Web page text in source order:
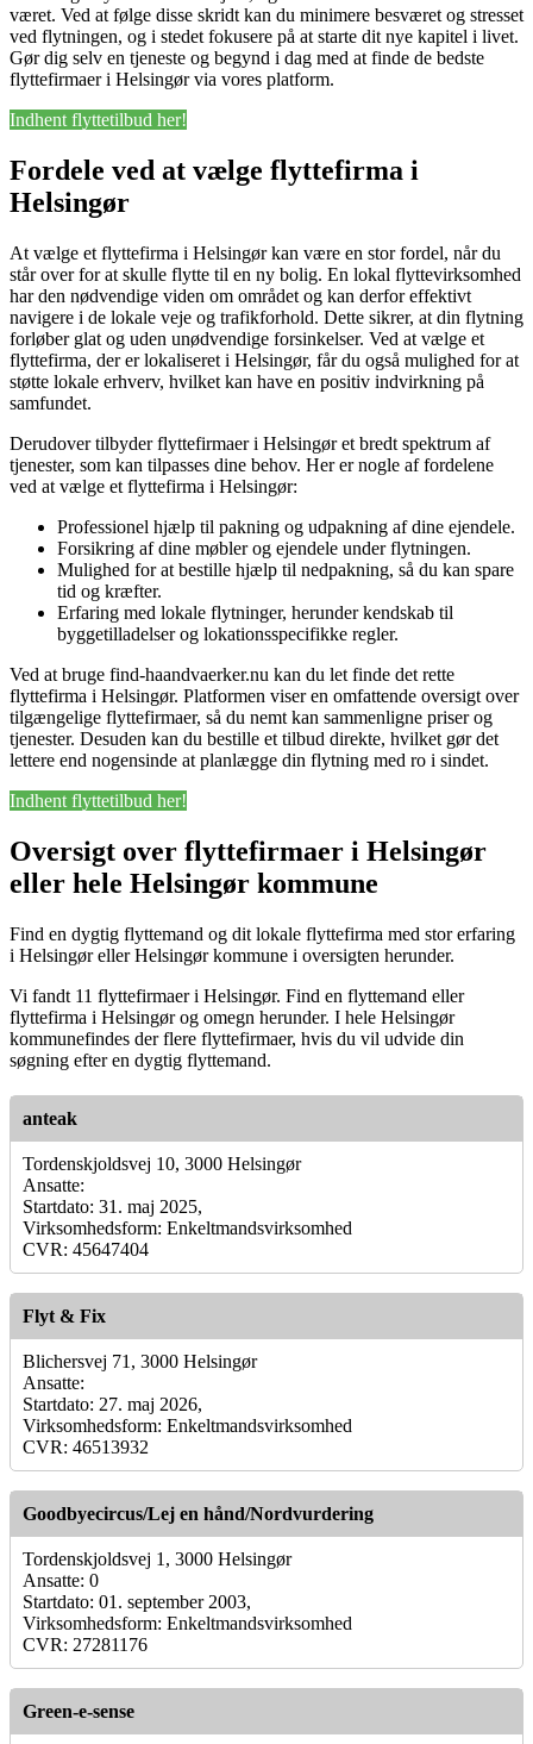
været. Ved at følge disse skridt kan du minimere besværet og stresset
ved flytningen, og i stedet fokusere på at starte dit nye kapitel i livet.
Gør dig selv en tjeneste og begynd i dag med at finde de bedste
flyttefirmaer i Helsingør via vores platform.
Indhent flyttetilbud her!
Fordele ved at vælge flyttefirma i
Helsingør
At vælge et flyttefirma i Helsingør kan være en stor fordel, når du
står over for at skulle flytte til en ny bolig. En lokal flyttevirksomhed
har den nødvendige viden om området og kan derfor effektivt
navigere i de lokale veje og trafikforhold. Dette sikrer, at din flytning
forløber glat og uden unødvendige forsinkelser. Ved at vælge et
flyttefirma, der er lokaliseret i Helsingør, får du også mulighed for at
støtte lokale erhverv, hvilket kan have en positiv indvirkning på
samfundet.
Derudover tilbyder flyttefirmaer i Helsingør et bredt spektrum af
tjenester, som kan tilpasses dine behov. Her er nogle af fordelene
ved at vælge et flyttefirma i Helsingør:
Professionel hjælp til pakning og udpakning af dine ejendele.
Forsikring af dine møbler og ejendele under flytningen.
Mulighed for at bestille hjælp til nedpakning, så du kan spare
tid og kræfter.
Erfaring med lokale flytninger, herunder kendskab til
byggetilladelser og lokationsspecifikke regler.
Ved at bruge find-haandvaerker.nu kan du let finde det rette
flyttefirma i Helsingør. Platformen viser en omfattende oversigt over
tilgængelige flyttefirmaer, så du nemt kan sammenligne priser og
tjenester. Desuden kan du bestille et tilbud direkte, hvilket gør det
lettere end nogensinde at planlægge din flytning med ro i sindet.
Indhent flyttetilbud her!
Oversigt over flyttefirmaer i Helsingør
eller hele Helsingør kommune
Find en dygtig flyttemand og dit lokale flyttefirma med stor erfaring
i Helsingør eller Helsingør kommune i oversigten herunder.
Vi fandt 11 flyttefirmaer i Helsingør. Find en flyttemand eller
flyttefirma i Helsingør og omegn herunder. I hele Helsingør
kommunefindes der flere flyttefirmaer, hvis du vil udvide din
søgning efter en dygtig flyttemand.
anteak
Tordenskjoldsvej 10, 3000 Helsingør
Ansatte:
Startdato: 31. maj 2025,
Virksomhedsform: Enkeltmandsvirksomhed
CVR: 45647404
Flyt & Fix
Blichersvej 71, 3000 Helsingør
Ansatte:
Startdato: 27. maj 2026,
Virksomhedsform: Enkeltmandsvirksomhed
CVR: 46513932
Goodbyecircus/Lej en hånd/Nordvurdering
Tordenskjoldsvej 1, 3000 Helsingør
Ansatte: 0
Startdato: 01. september 2003,
Virksomhedsform: Enkeltmandsvirksomhed
CVR: 27281176
Green-e-sense